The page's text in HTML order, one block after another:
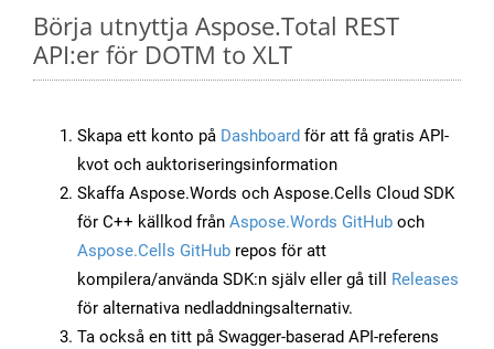
Börja utnyttja Aspose.Total REST
API:er för DOTM to XLT
Skapa ett konto på Dashboard för att få gratis API-
kvot och auktoriseringsinformation
Skaffa Aspose.Words och Aspose.Cells Cloud SDK
för C++ källkod från Aspose.Words GitHub och
Aspose.Cells GitHub repos för att
kompilera/använda SDK:n själv eller gå till Releases
för alternativa nedladdningsalternativ.
Ta också en titt på Swagger-baserad API-referens